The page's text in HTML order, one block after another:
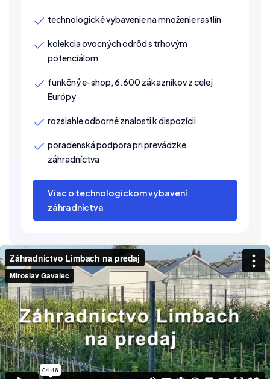
technologické vybavenie na množenie rastlín
kolekcia ovocných odrôd s trhovým
potenciálom
funkčný e-shop, 6.600 zákazníkov z celej
Európy
rozsiahle odborné znalosti k dispozícii
poradenská podpora pri prevádzke
záhradníctva
Viac o technologickom vybavení
záhradníctva